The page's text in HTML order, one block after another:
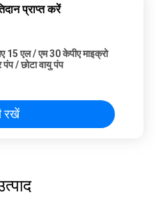
प्राप्त करें
15 एल / एम 30 केपीए माइक्रो
/ छोटा वायु पंप
रखें